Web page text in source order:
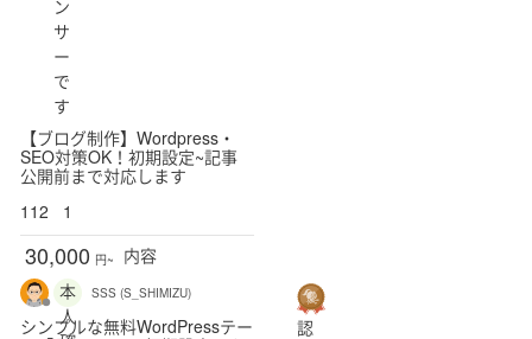
ン
サ
ー
で
す
【ブログ制作】Wordpress・
SEO対策OK！初期設定~記事
公開前まで対応します
112
1
30,000 円~ 内容
本
人
SSS (S_SHIMIZU)
シンプルな無料WordPressテー
認